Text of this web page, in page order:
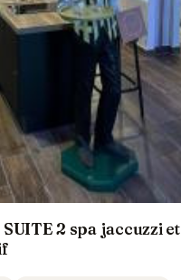
2 spa jaccuzzi et